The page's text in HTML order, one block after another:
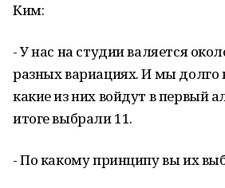
Ким:
- У нас на студии валяется
разных вариациях. И мы долго
какие из них войдут в первый
итоге выбрали 11.
- По какому принципу вы их